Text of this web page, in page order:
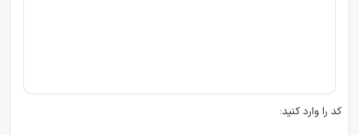
کد را وارد کنید: